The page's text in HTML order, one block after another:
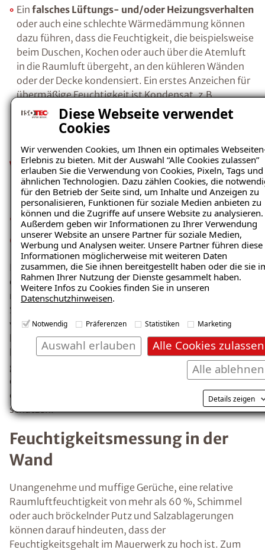
Diese Webseite verwendet
Cookies
Wir verwenden Cookies, um Ihnen ein optimales
Erlebnis zu bieten. Mit der Auswahl “Alle Cookies zulassen”
erlauben Sie die Verwendung von Cookies, Pixeln, Tags und
ähnlichen Technologien. Dazu zählen Cookies, die
für den Betrieb der Seite sind, um Inhalte und Anzeigen zu
personalisieren, Funktionen für soziale Medien anbieten zu
können und die Zugriffe auf unsere Website zu analysieren.
Außerdem geben wir Informationen zu Ihrer Verwendung
unserer Website an unsere Partner für soziale Medien,
Werbung und Analysen weiter. Unsere Partner führen diese
Informationen möglicherweise mit weiteren Daten
zusammen, die Sie ihnen bereitgestellt haben oder die sie
Rahmen Ihrer Nutzung der Dienste gesammelt haben.
Weitere Infos zu Cookies finden Sie in unseren
Datenschutzhinweisen.
Notwendig Präferenzen Statistiken Marketing
Alle Cookies zulassen
Auswahl erlauben
Alle ablehnen
Details zeigen
Feuchtigkeit schließlich verdunstet ist, bilden
die verbleibenden Salze Kristalle.Durch die
Kristallisation beim Übergang gelöster in
kristalline Salze, entsteht ein regelrechter
Sprengdruck, da sich das Volumen der Salze
bei diesem Vorgang vergrößert. Als Folge
brechen die Baustoffporen auf, Putz- und
Farbanstriche platzen ab.
Einfalsches Lüftungs- und/oder
Heizungsverhaltenoder auch eine schlechte
Wärmedämmung können dazu führen, dass
die Feuchtigkeit, die beispielsweise beim
Duschen, Kochen oder auch über die Atemluft
in die Raumluft übergeht, an den kühleren
Wänden oder der Decke kondensiert. Ein erstes
Anzeichen für übermäßige Feuchtigkeit ist
Kondensat, z.B. beschlagene Fenster.
Richtiges Heizen und Lüften minimiert das
und feuchten Wänden.
Wie kann man
Feuchtigkeitsprobleme
ausfindig machen und
effektiv beheben?
Insbesondere nach einem größeren
betroffenen Räume so schnell wie möglich
trockenzulegen, um der Entstehung von
Schimmel und weiteren Feuchtigkeitsschäden
vorzubeugen. In jedem Fall sollte jedoch
zunächst die konkrete Schadensursache
Kostenlosen Ratgeber anfordern
Voraussetzung für den Erhalt des kostenfreien
Ratgebers ist die Anmeldung zu unserem Newsletter.